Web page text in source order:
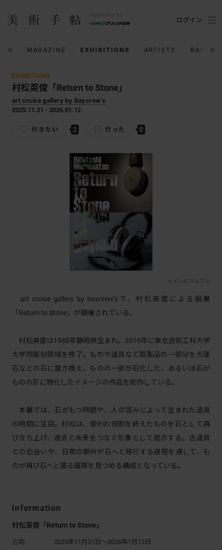
MAGAZINE EXHIBITIONS ARTISTS BACK
ログイン
EXHIBITIONS
村松英俊「Return to Stone」
art cruise gallery by Baycrew’s
2025.11.21 - 2026.01.12
行きたい 2 行った 0
メインビジュアル
art cruise gallery by baycrew’sで、村松英俊による個展
「Return to Stone」が開催されている。
村松英俊は1988年静岡県生まれ。2016年に東北芸術工科大学
大学院彫刻領域を修了。ものや道具など既製品の一部分を大理
石などの石に置き換え、ものの一部が石化した、あるいは石が
ものの形に物化したイメージの作品を制作している。
本展では、石がもつ時間や、人の営みによって生まれた道具
の時間に注目。村松は、使われ役割を終えたものを石として再
び立ち上げ、過去と未来をつなぐ形象として提示する。古道具
との出会いや、日常の断片が石へと移行する過程を通して、も
のが再び石へと還る循環を見つめる構成となっている。
Information
村松英俊「Return to Stone」
会期
2025年11月21日～2026年1月12日